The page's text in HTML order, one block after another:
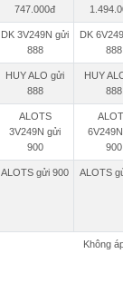
747.000đ
DK 3V249N gửi
888
DK
888
HUY ALO gửi
888
HUY
888
ALOTS
3V249N gửi
900
900
ALOTS gửi 900 ALOTS
Không